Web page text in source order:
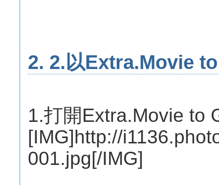
2. 2.以Extra.Movie
1.打開Extra.Movie to
[IMG]http://
001.jpg[/IMG]